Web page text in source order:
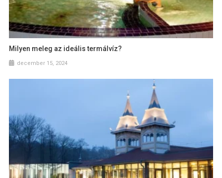
Milyen meleg az ideális termálvíz?
december 15, 2024